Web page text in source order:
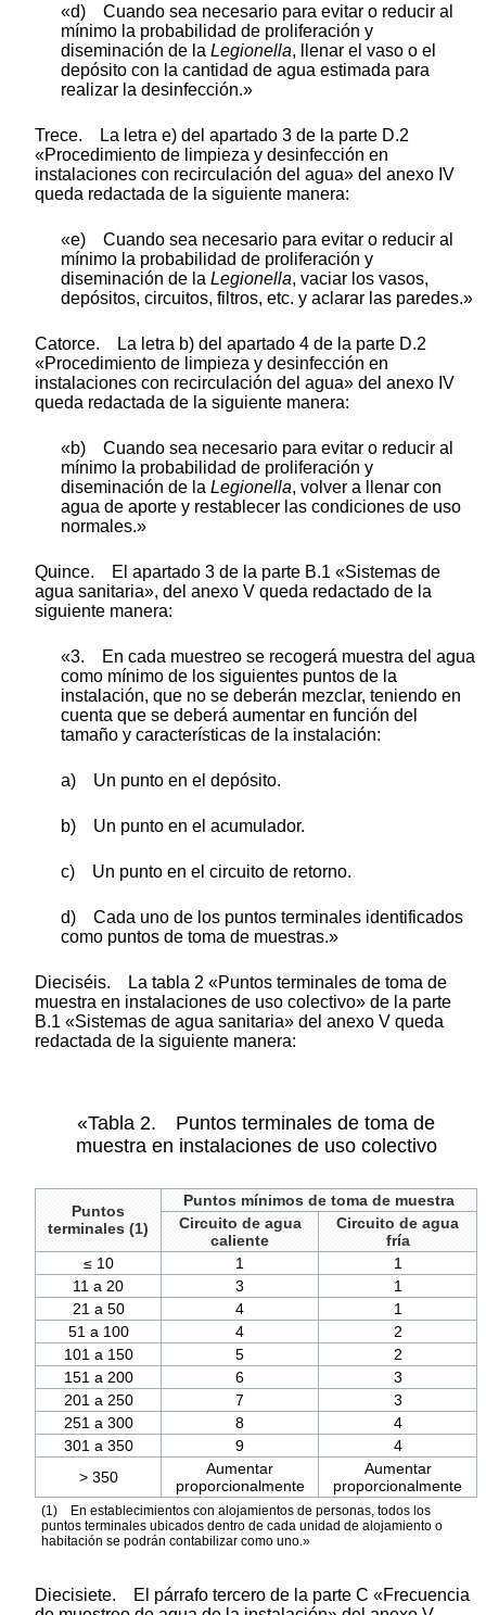
«d) Cuando sea necesario para evitar o reducir al
mínimo la probabilidad de proliferación y
diseminación de la Legionella, llenar el vaso o el
depósito con la cantidad de agua estimada para
realizar la desinfección.»
Trece. La letra e) del apartado 3 de la parte D.2
«Procedimiento de limpieza y desinfección en
instalaciones con recirculación del agua» del anexo IV
queda redactada de la siguiente manera:
«e) Cuando sea necesario para evitar o reducir al
mínimo la probabilidad de proliferación y
diseminación de la Legionella, vaciar los vasos,
depósitos, circuitos, filtros, etc. y aclarar las paredes.»
Catorce. La letra b) del apartado 4 de la parte D.2
«Procedimiento de limpieza y desinfección en
instalaciones con recirculación del agua» del anexo IV
queda redactada de la siguiente manera:
«b) Cuando sea necesario para evitar o reducir al
mínimo la probabilidad de proliferación y
diseminación de la Legionella, volver a llenar con
agua de aporte y restablecer las condiciones de uso
normales.»
Quince. El apartado 3 de la parte B.1 «Sistemas de
agua sanitaria», del anexo V queda redactado de la
siguiente manera:
«3. En cada muestreo se recogerá muestra del agua
como mínimo de los siguientes puntos de la
instalación, que no se deberán mezclar, teniendo en
cuenta que se deberá aumentar en función del
tamaño y características de la instalación:
a) Un punto en el depósito.
b) Un punto en el acumulador.
c) Un punto en el circuito de retorno.
d) Cada uno de los puntos terminales identificados
como puntos de toma de muestras.»
Dieciséis. La tabla 2 «Puntos terminales de toma de
muestra en instalaciones de uso colectivo» de la parte
B.1 «Sistemas de agua sanitaria» del anexo V queda
redactada de la siguiente manera:
«Tabla 2. Puntos terminales de toma de
muestra en instalaciones de uso colectivo
Puntos
terminales (1)
Puntos mínimos de toma de muestra
Circuito de agua
caliente
Circuito de agua
fría
≤ 10
1
1
11 a 20
3
1
21 a 50
4
1
51 a 100
4
2
101 a 150
5
2
151 a 200
6
3
201 a 250
7
3
251 a 300
8
4
301 a 350
9
4
> 350
Aumentar
proporcionalmente
Aumentar
proporcionalmente
(1) En establecimientos con alojamientos de personas, todos los
puntos terminales ubicados dentro de cada unidad de alojamiento o
habitación se podrán contabilizar como uno.»
Diecisiete. El párrafo tercero de la parte C «Frecuencia